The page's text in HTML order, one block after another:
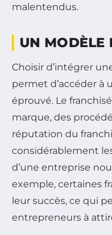
malentendus.
UN MODÈLE
Choisir d’intégrer
permet d’accéder à
éprouvé. Le
marque, des
réputation du
considérablement
d’une entreprise
exemple, certaines
leur succès, ce qui
entrepreneurs à